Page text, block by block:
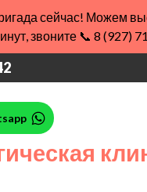
сейчас! Можем
звоните 📞 8 (927)